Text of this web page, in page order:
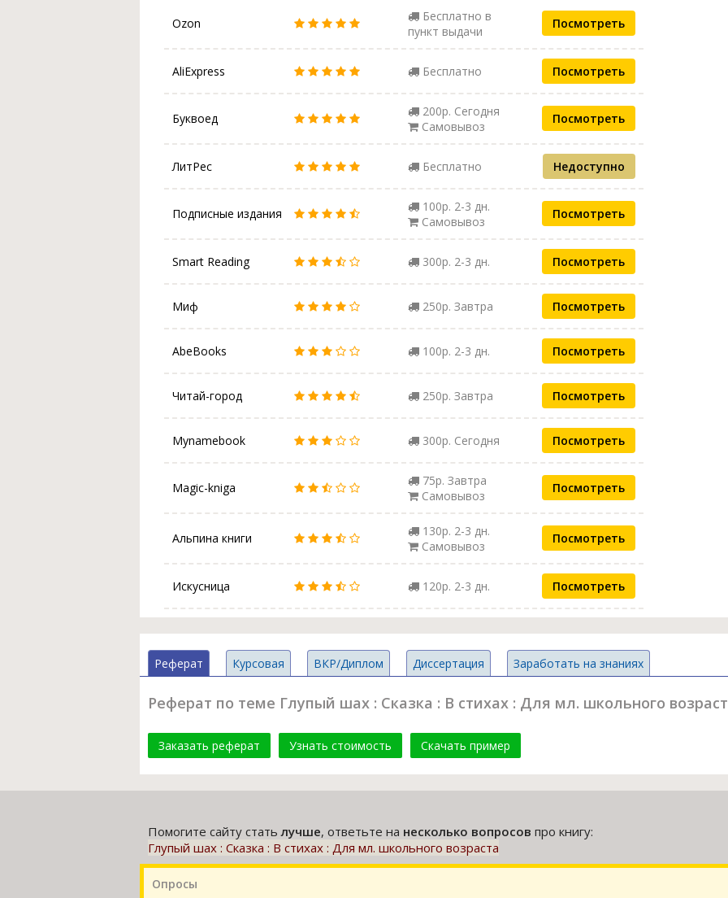
Ozon
Бесплатно в
пункт выдачи
Посмотреть
AliExpress Бесплатно Посмотреть
Буквоед
200р. Сегодня
Самовывоз
Посмотреть
ЛитРес Бесплатно Недоступно
Подписные издания
100р. 2-3 дн.
Самовывоз
Посмотреть
Smart Reading 300р. 2-3 дн. Посмотреть
Миф 250р. Завтра Посмотреть
AbeBooks 100р. 2-3 дн. Посмотреть
Читай-город 250р. Завтра Посмотреть
Mynamebook 300р. Сегодня Посмотреть
Magic-kniga
75р. Завтра
Самовывоз
Посмотреть
Альпина книги
130р. 2-3 дн.
Самовывоз
Посмотреть
Искусница 120р. 2-3 дн. Посмотреть
Реферат Курсовая ВКР/Диплом Диссертация Заработать на знаниях
Реферат по теме Глупый шах : Сказка : В стихах : Для мл. школьного
Заказать реферат Узнать стоимость Скачать пример
Помогите сайту статьлучше, ответьте на несколько вопросов про книгу:
Глупый шах : Сказка : В стихах : Для мл. школьного возраста
Опросы